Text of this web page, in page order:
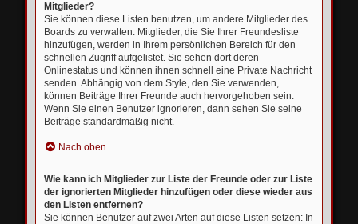
Mitglieder?
Sie können diese Listen benutzen, um andere Mitglieder des
Boards zu verwalten. Mitglieder, die Sie Ihrer Freundesliste
hinzufügen, werden in Ihrem persönlichen Bereich für den
schnellen Zugriff aufgelistet. Sie sehen dort deren
Onlinestatus und können ihnen schnell eine Private Nachricht
senden. Abhängig von dem Style, den Sie verwenden,
können Beiträge Ihrer Freunde auch hervorgehoben sein.
Wenn Sie einen Benutzer ignorieren, dann sehen Sie seine
Beiträge standardmäßig nicht.
Nach oben
Wie kann ich Mitglieder zur Liste der Freunde oder zur Liste
der ignorierten Mitglieder hinzufügen oder diese wieder aus
den Listen entfernen?
Sie können Benutzer auf zwei Arten auf diese Listen setzen: In